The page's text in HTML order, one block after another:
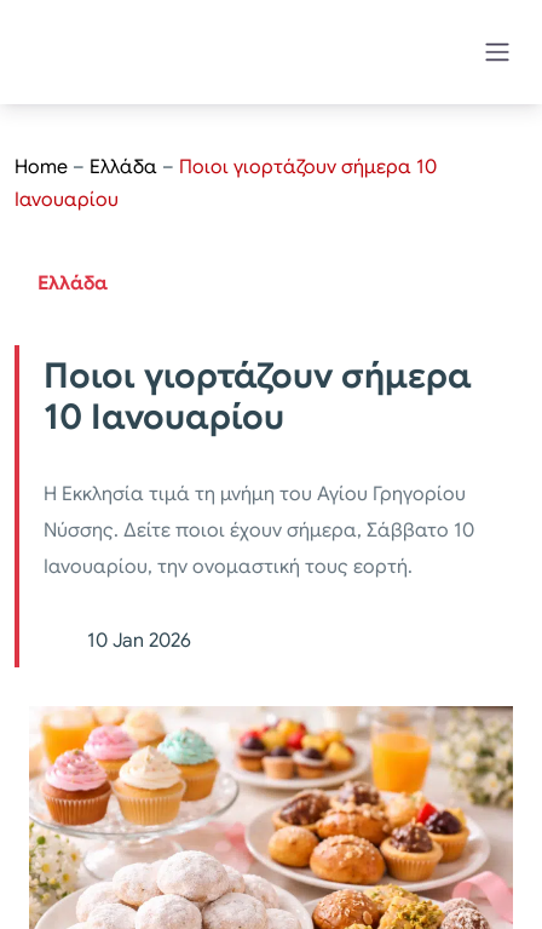
Home – Ελλάδα – Ποιοι γιορτάζουν σήμερα 10
Ιανουαρίου
Ελλάδα
Ποιοι γιορτάζουν σήμερα
10 Ιανουαρίου
Η Εκκλησία τιμά τη μνήμη του Αγίου Γρηγορίου
Νύσσης. Δείτε ποιοι έχουν σήμερα, Σάββατο 10
Ιανουαρίου, την ονομαστική τους εορτή.
10 Jan 2026